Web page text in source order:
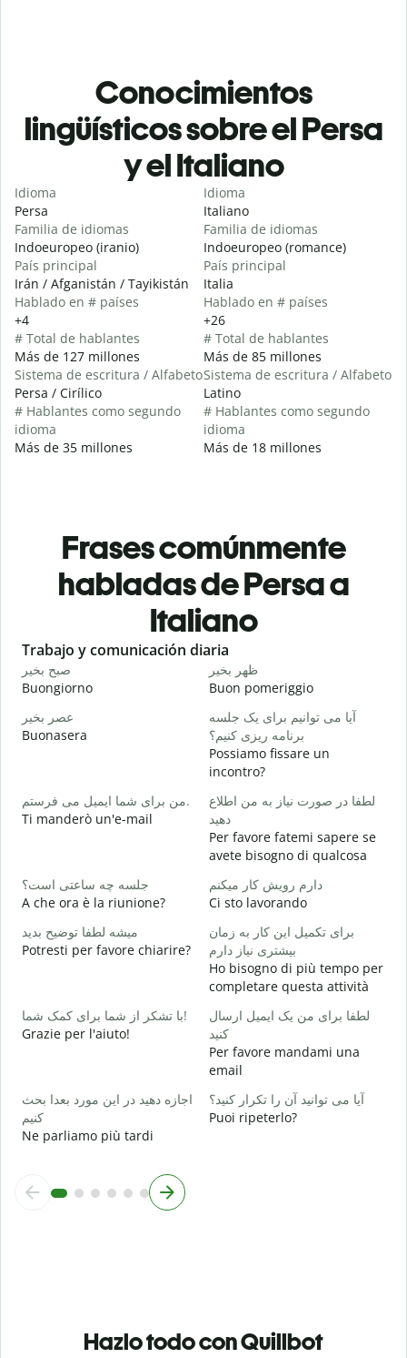
Conocimientos
lingüísticos sobre el Persa
y el Italiano
Idioma
Persa
Familia de idiomas
Indoeuropeo (iranio)
País principal
Irán / Afganistán / Tayikistán
Hablado en # países
+4
# Total de hablantes
Más de 127 millones
Sistema de escritura / Alfabeto
Persa / Cirílico
# Hablantes como segundo
idioma
Más de 35 millones
Idioma
Italiano
Familia de idiomas
Indoeuropeo (romance)
País principal
Italia
Hablado en # países
+26
# Total de hablantes
Más de 85 millones
Sistema de escritura / Alfabeto
Latino
# Hablantes como segundo
idioma
Más de 18 millones
Frases comúnmente
habladas de Persa a
Italiano
Slide 1 of 6
Trabajo y comunicación diaria
صبح بخیر
Buongiorno
ظهر بخیر
Buon pomeriggio
عصر بخیر
Buonasera
آیا می توانیم برای یک جلسه
برنامه ریزی کنیم؟
Possiamo fissare un
incontro?
من برای شما ایمیل می فرستم.
Ti manderò un'e-mail
لطفا در صورت نیاز به من اطلاع
دهید
Per favore fatemi sapere se
avete bisogno di qualcosa
جلسه چه ساعتی است؟
A che ora è la riunione?
دارم رویش کار میکنم
Ci sto lavorando
میشه لطفا توضیح بدید
Potresti per favore chiarire?
برای تکمیل این کار به زمان
بیشتری نیاز دارم
Ho bisogno di più tempo per
completare questa attività
با تشکر از شما برای کمک شما!
Grazie per l'aiuto!
لطفا برای من یک ایمیل ارسال
کنید
Per favore mandami una
email
اجازه دهید در این مورد بعدا بحث
کنیم
Ne parliamo più tardi
آیا می توانید آن را تکرار کنید؟
Puoi ripeterlo?
Hazlo todo con Quillbot